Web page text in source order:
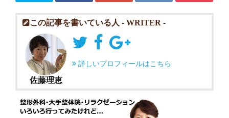
お客様の声
アクセス
この記事を書いている人 - WRITER -
佐藤理恵
詳しいプロフィールはこちら